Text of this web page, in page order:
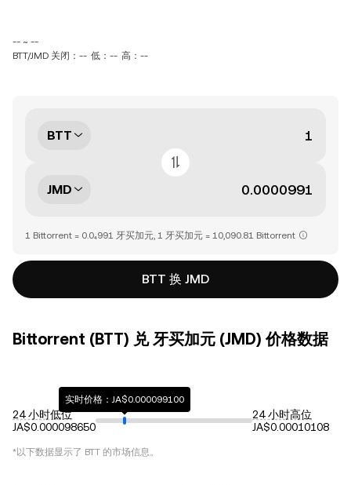
-- ~ --
BTT/JMD 关闭：-- 低：-- 高：--
BTT
JMD
1 Bittorrent = 0.0₄991 牙买加元, 1 牙买加元 = 10,090.81 Bittorrent
BTT 换 JMD
Bittorrent (BTT) 兑 牙买加元 (JMD) 价格数据
24 小时低位
JA$0.000098650
实时价格：JA$0.000099100
24 小时高位
JA$0.00010108
*以下数据显示了 BTT 的市场信息。